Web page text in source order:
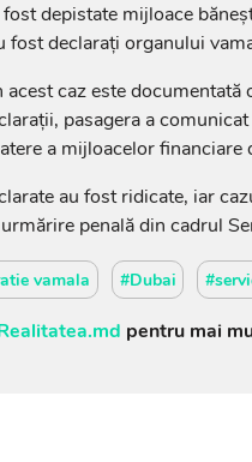
depistate mijloace
fost declarați organului
caz este documentată
pasagera a
a mijloacelor financiare
au fost ridicate, iar
penală din cadrul
vamala #Dubai
pentru mai